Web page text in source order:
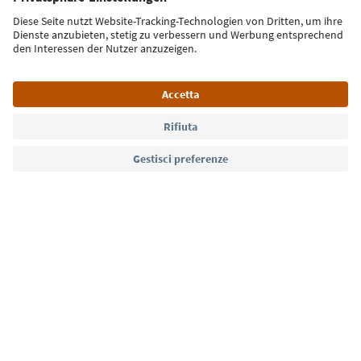
Iscriviti alla newsletter